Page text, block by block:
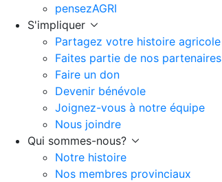
pensezAGRI
S'impliquer
Partagez votre histoire agricole
Faites partie de nos partenaires
Faire un don
Devenir bénévole
Joignez-vous à notre équipe
Nous joindre
Qui sommes-nous?
Notre histoire
Nos membres provinciaux